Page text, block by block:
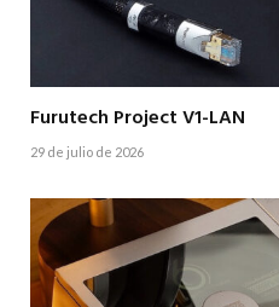
Furutech Project V1-LAN
29 de julio de 2026